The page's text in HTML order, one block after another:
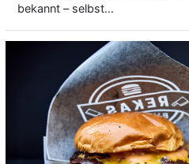
bekannt – selbst…